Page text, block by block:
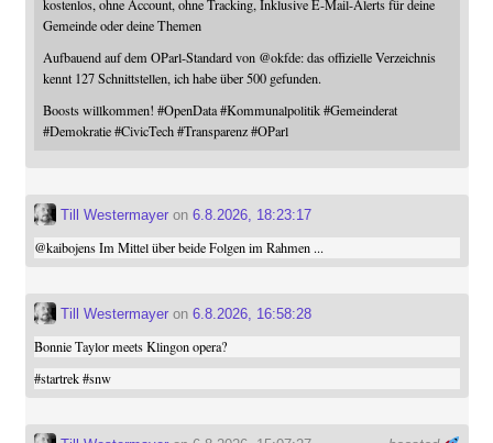
kostenlos, ohne Account, ohne Tracking, Inklusive E-Mail-Alerts für deine
Gemeinde oder deine Themen
Aufbauend auf dem OParl-Standard von @okfde: das offizielle Verzeichnis
kennt 127 Schnittstellen, ich habe über 500 gefunden.
Boosts willkommen! #OpenData #Kommunalpolitik #Gemeinderat
#Demokratie #CivicTech #Transparenz #OParl
Till Westermayeron 6.8.2026, 18:23:17
@kaibojensIm Mittel über beide Folgen im Rahmen ...
Till Westermayeron 6.8.2026, 16:58:28
Bonnie Taylor meets Klingon opera?
#startrek #snw